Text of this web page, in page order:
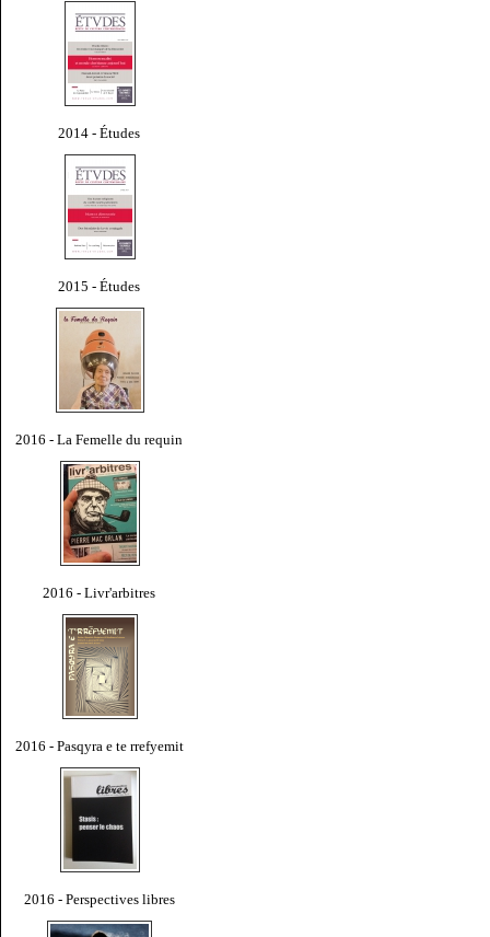
2014 - Études
2015 - Études
2016 - La Femelle du requin
2016 - Livr'arbitres
2016 - Pasqyra e te rrefyemit
2016 - Perspectives libres